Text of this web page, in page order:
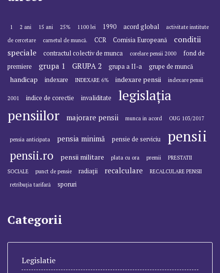
1 2 ani 15 ani 25% 1100 lei 1990 acord global
activitate institute
de cercetare
carnetul de muncă. CCR Comisia Europeană
conditii
speciale
contractul colectiv de munca corelare pensii 2000
fond de
premiere
grupa 1 GRUPA 2 grupa a II-a grupe de muncă
handicap indexare INDEXARE 6% indexare pensii indexare pensii
2001 indice de corectie invaliditate
legislația
pensiilor
majorare pensii munca in acord OUG 103/2017
pensia anticipata pensia minimă pensie de serviciu pensii
pensii.ro pensii militare plata cu ora premii
PRESTATII
SOCIALE
punct de pensie radiații recalculare
RECALCULARE PENSII
retribuția tarifară
sporuri
Categorii
Legislatie